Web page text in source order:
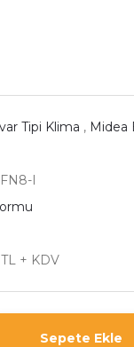
Tipi Klima , Midea
I
+ KDV
Sepete Ekle